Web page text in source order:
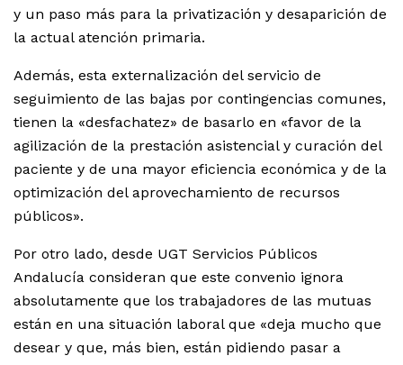
y un paso más para la privatización y desaparición de
la actual atención primaria.
Además, esta externalización del servicio de
seguimiento de las bajas por contingencias comunes,
tienen la «desfachatez» de basarlo en «favor de la
agilización de la prestación asistencial y curación del
paciente y de una mayor eficiencia económica y de la
optimización del aprovechamiento de recursos
públicos».
Por otro lado, desde UGT Servicios Públicos
Andalucía consideran que este convenio ignora
absolutamente que los trabajadores de las mutuas
están en una situación laboral que «deja mucho que
desear y que, más bien, están pidiendo pasar a